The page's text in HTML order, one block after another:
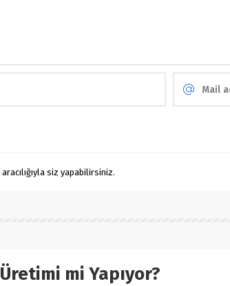
siz yapabilirsiniz.
mi Yapıyor?